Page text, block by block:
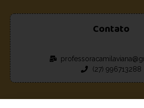
Contato
(27) 996713288